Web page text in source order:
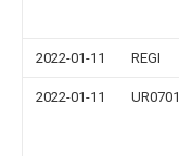
2022-01-11 REGI
2022-01-11 UR0701